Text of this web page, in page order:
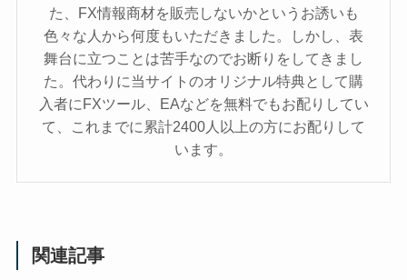
た、FX情報商材を販売しないかというお誘いも
色々な人から何度もいただきました。しかし、表
舞台に立つことは苦手なのでお断りをしてきまし
た。代わりに当サイトのオリジナル特典として購
入者にFXツール、EAなどを無料でもお配りしてい
て、これまでに累計2400人以上の方にお配りして
います。
関連記事